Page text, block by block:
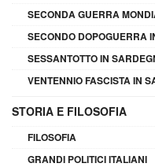
SECONDA GUERRA
SECONDO DOPOGUERRA
SESSANTOTTO IN
VENTENNIO FASCISTA IN
STORIA E FILOSOFIA
FILOSOFIA
GRANDI POLITICI ITALIANI